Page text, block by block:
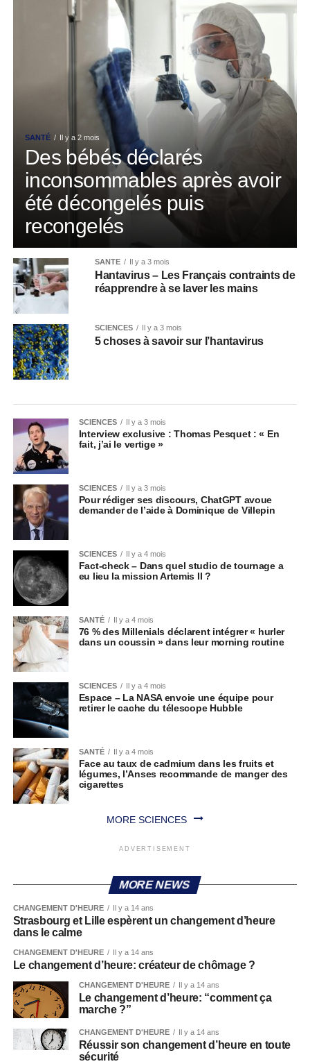
SANTÉ Il y a 2 mois
Des bébés déclarés
inconsommables après avoir
été décongelés puis
recongelés
SANTÉ Il y a 3 mois
Hantavirus – Les Français contraints de
réapprendre à se laver les mains
SCIENCES Il y a 3 mois
5 choses à savoir sur l’hantavirus
SCIENCES Il y a 3 mois
Interview exclusive : Thomas Pesquet : « En
fait, j’ai le vertige »
SCIENCES Il y a 3 mois
Pour rédiger ses discours, ChatGPT avoue
demander de l’aide à Dominique de Villepin
SCIENCES Il y a 4 mois
Fact-check – Dans quel studio de tournage a
eu lieu la mission Artemis II ?
SANTÉ Il y a 4 mois
76 % des Millenials déclarent intégrer « hurler
dans un coussin » dans leur morning routine
SCIENCES Il y a 4 mois
Espace – La NASA envoie une équipe pour
retirer le cache du télescope Hubble
SANTÉ Il y a 4 mois
Face au taux de cadmium dans les fruits et
légumes, l’Anses recommande de manger des
cigarettes
MORE SCIENCES
ADVERTISEMENT
MORE NEWS
CHANGEMENT D'HEURE Il y a 14 ans
Strasbourg et Lille espèrent un changement d’heure
dans le calme
CHANGEMENT D'HEURE Il y a 14 ans
Le changement d’heure: créateur de chômage ?
CHANGEMENT D'HEURE Il y a 14 ans
Le changement d’heure: “comment ça
marche ?”
CHANGEMENT D'HEURE Il y a 14 ans
Réussir son changement d’heure en toute
sécurité